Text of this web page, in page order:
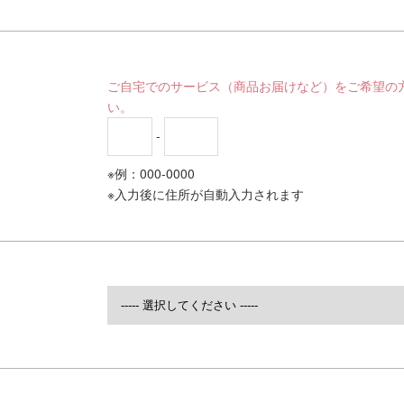
ご自宅でのサービス（商品お届けなど）をご希望
い。
-
※例：000-0000
※入力後に住所が自動入力されます